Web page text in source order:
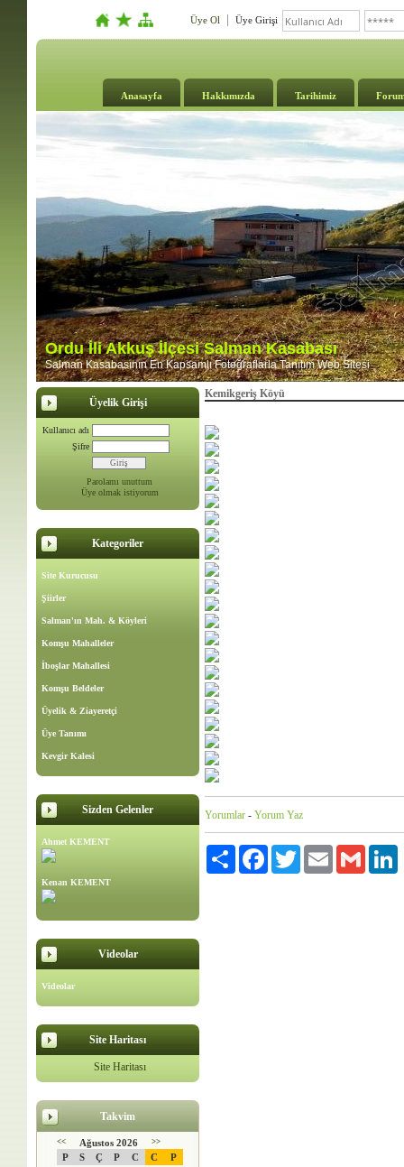
Üye Ol Üye Girişi
Anasayfa Hakkımızda Tarihimiz
Ordu İli Akkuş İlçesi Salman Kasabası
Salman Kasabasının En Kapsamlı Fotoğraflarla Tanıtım Web Sitesi
Üyelik Girişi
Kullanıcı adı
Şifre
Parolamı unuttum
Üye olmak istiyorum
Kategoriler
Site Kurucusu
Şiirler
Salman'ın Mah. & Köyleri
Komşu Mahalleler
İboşlar Mahallesi
Komşu Beldeler
Üyelik & Ziayeretçi
Üye Tanımı
Kevgir Kalesi
Sizden Gelenler
Ahmet KEMENT
Kenan KEMENT
Videolar
Videolar
Site Haritası
Site Haritası
Takvim
<< Ağustos 2026 >>
P S Ç P C C P
Kemikgeriş Köyü
Yorumlar - Yorum Yaz
Paylaş FacebookTwitter Email Gmail